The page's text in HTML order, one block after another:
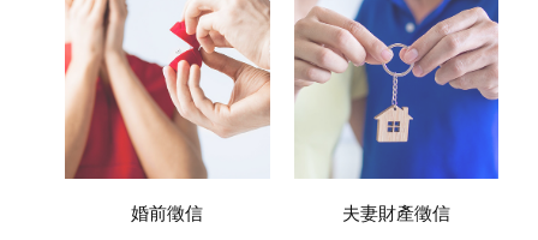
婚前徵信 夫妻財產徵信